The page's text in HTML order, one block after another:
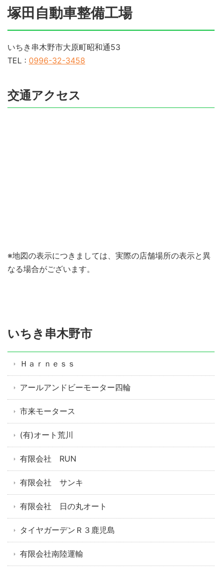
塚田自動車整備工場
いちき串木野市大原町昭和通53
TEL : 0996-32-3458
交通アクセス
※地図の表示につきましては、実際の店舗場所の表示と異
なる場合がございます。
いちき串木野市
Ｈａｒｎｅｓｓ
アールアンドビーモーター四輪
市来モータース
(有)オート荒川
有限会社 RUN
有限会社 サンキ
有限会社 日の丸オート
タイヤガーデンＲ３鹿児島
有限会社南陸運輸